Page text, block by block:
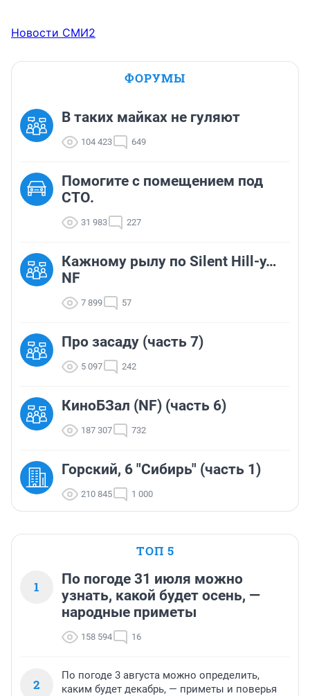
Новости СМИ2
ФОРУМЫ
В таких майках не гуляют
104 423 649
Помогите с помещением под
СТО.
31 983 227
Кажному рылу по Silent Hill-у…
NF
7 899 57
Про засаду (часть 7)
5 097 242
КиноБЗал (NF) (часть 6)
187 307 732
Горский, 6 "Сибирь" (часть 1)
210 845 1 000
ТОП 5
1
По погоде 31 июля можно
узнать, какой будет осень, —
народные приметы
158 594 16
2
По погоде 3 августа можно определить,
каким будет декабрь, — приметы и поверья